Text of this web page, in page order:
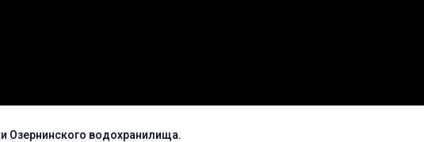
Озернинского водохранилища.